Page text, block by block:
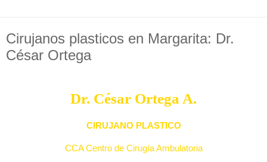
Cirujanos plasticos en Margarita: Dr.
César Ortega
Dr. César Ortega A.
CIRUJANO PLASTICO
CCA Centro de Cirugía Ambulatoria